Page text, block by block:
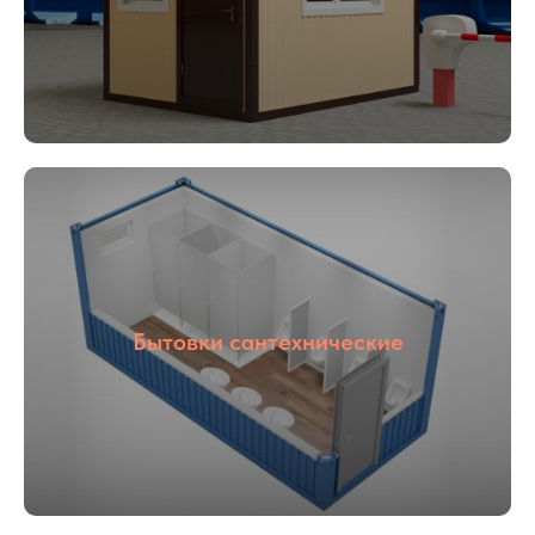
Бытовки сантехнические
16 лет производство
С НДС и без
04
Прямые
поставщики